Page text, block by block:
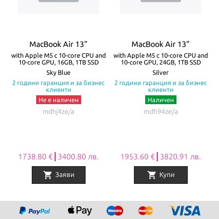
жак. Батерията на MacBook Air издържа до 18 часа с едно
Всички Apple продукти предлагани отNovMak.comимат
стандартна международна гаранция и подлежат на гаранционно
обслужване от Apple Authorized Service Provider (официални
сервизни центрове на Apple).
MacBook Air 13"
with Apple M5 с 10-core CPU and
10-core GPU, 16GB, 1TB SSD
Sky Blue
2 години гаранция и за бизнес
клиенти
Не е наличен
mdhj4ze/a
1738.80 €┃3400.80 лв.
shopping_cart Заяви
MacBook Air 13"
with Apple M5 с 10-core CPU and
10-core GPU, 24GB, 1TB SSD
Silver
2 години гаранция и за бизнес
клиенти
Наличен
mdh94ze/a
1953.60 €┃3820.91 лв.
shopping_cart Купи